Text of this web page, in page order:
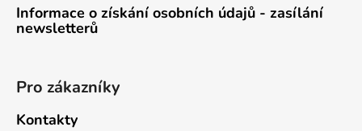
Informace o získání osobních údajů - zasílání
newsletterů
Pro zákazníky
Kontakty